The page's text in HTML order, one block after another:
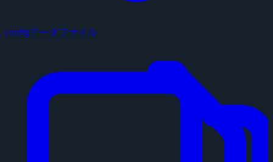
configデータファイル